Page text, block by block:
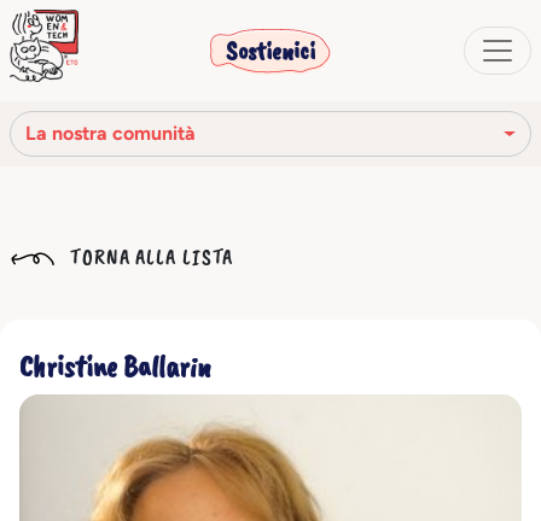
Sostienici
La nostra comunità
La nostra storia
Il nostro network
La nostra comunità
TORNA ALLA LISTA
Christine Ballarin